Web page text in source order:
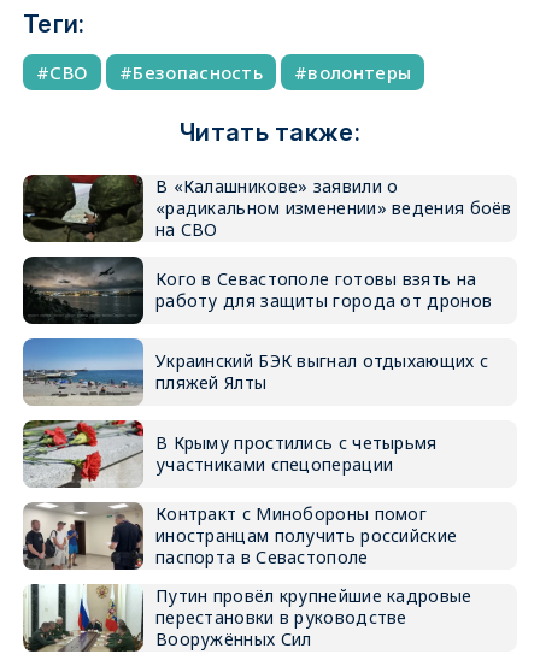
Теги:
СВО Безопасность волонтеры
Читать также:
В «Калашникове» заявили о
«радикальном изменении» ведения боёв
на СВО
Кого в Севастополе готовы взять на
работу для защиты города от дронов
Украинский БЭК выгнал отдыхающих с
пляжей Ялты
В Крыму простились с четырьмя
участниками спецоперации
Контракт с Минобороны помог
иностранцам получить российские
паспорта в Севастополе
Путин провёл крупнейшие кадровые
перестановки в руководстве
Вооружённых Сил